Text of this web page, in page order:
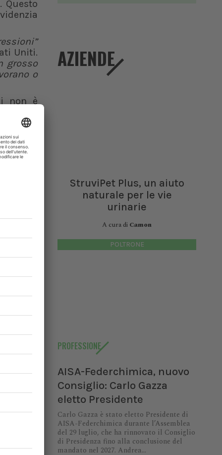
Questo
Uniti.
grosso
o
non è
e altri
debiti
e
e
e il
ha
dei
alle
il
,
AZIENDE
StruviPet Plus, un aiuto
naturale per le vie
urinarie
A cura di Camon
POLTRONE
PROFESSIONE
AISA-Federchimica, nuovo
Consiglio: Carlo Gazza
eletto Presidente
Carlo Gazza è stato eletto Presidente di
AISA-Federchimica durante l’Assemblea
del 29 luglio, che ha rinnovato il Consiglio
di Presidenza fino alla conclusione del
mandato nel 2027. Andrea...